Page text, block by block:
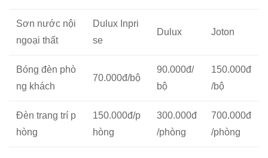
Sơn nước nội
ngoại thất
Dulux Inpri
se
Dulux Joton
Bóng đèn phò
ng khách
70.000đ/bộ
90.000đ/
bộ
150.000đ
/bộ
Đèn trang trí p
hòng
150.000đ/p
hòng
300.000đ
/phòng
700.000đ
/phòng